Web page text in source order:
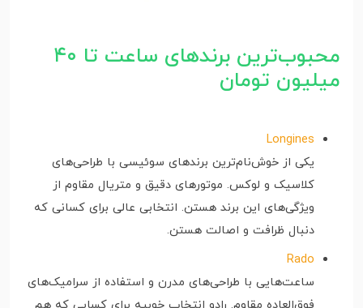
محبوب‌ترین برندهای ساعت تا ۴۰
میلیون تومان
Longines
یکی از خوش‌نام‌ترین برندهای سوئیسی با طراحی‌های
کلاسیک و لوکس. موتورهای دقیق و متریال مقاوم از
ویژگی‌های این برند هستن. انتخابی عالی برای کسانی که
دنبال ظرافت و اصالت هستن.
Rado
ساعت‌هایی با طراحی‌های مدرن و استفاده از سرامیک‌های